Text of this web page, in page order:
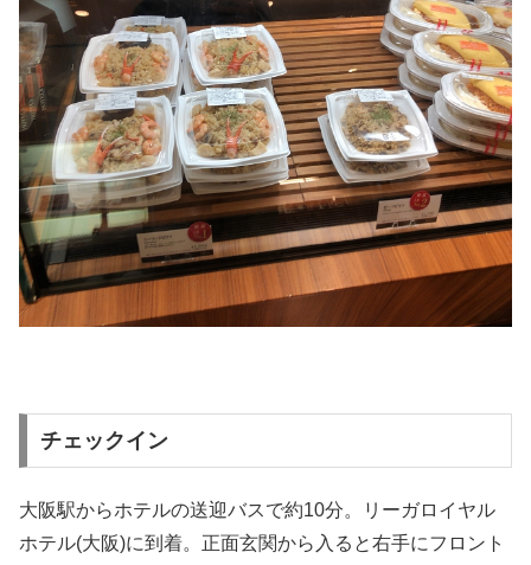
チェックイン
大阪駅からホテルの送迎バスで約10分。リーガロイヤル
ホテル(大阪)に到着。正面玄関から入ると右手にフロント